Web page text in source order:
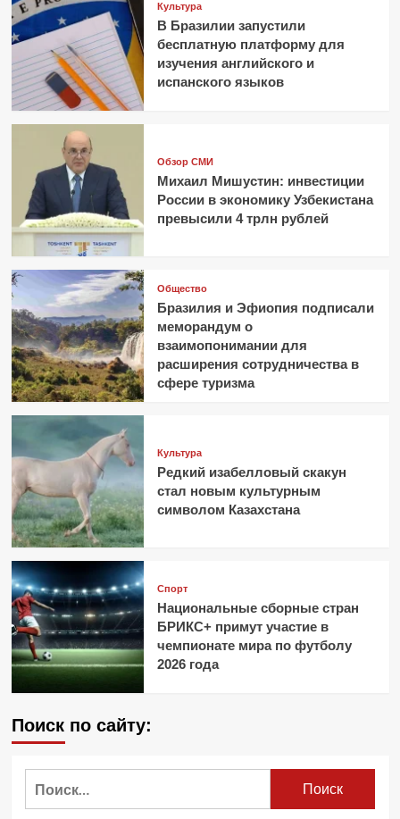
Культура
В Бразилии запустили
бесплатную платформу для
изучения английского и
испанского языков
Обзор СМИ
Михаил Мишустин: инвестиции
России в экономику Узбекистана
превысили 4 трлн рублей
Общество
Бразилия и Эфиопия подписали
меморандум о
взаимопонимании для
расширения сотрудничества в
сфере туризма
Культура
Редкий изабелловый скакун
стал новым культурным
символом Казахстана
Спорт
Национальные сборные стран
БРИКС+ примут участие в
чемпионате мира по футболу
2026 года
Поиск по сайту: